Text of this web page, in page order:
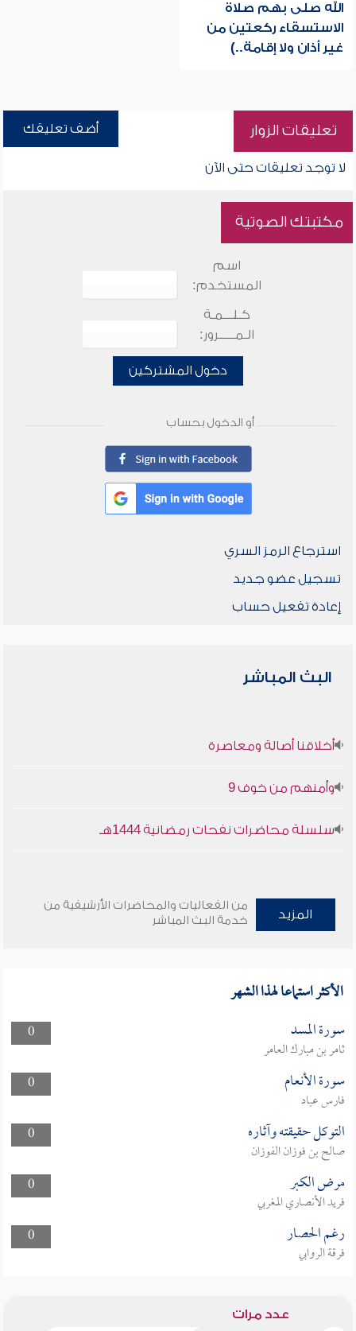
الله صلى بهم صلاة
الاستسقاء ركعتين من
غير أذان ولا إقامة..)
تعليقات الزوار أضف تعليقك
لا توجد تعليقات حتى الآن
مكتبتك الصوتية
اسم
المستخدم:
كـلـــمـة
الـمـــــرور:
دخول المشتركين
أو الدخول بحساب
استرجاع الرمز السري
تسجيل عضو جديد
إعادة تفعيل حساب
البث المباشر
أخلاقنا أصالة ومعاصرة
وأمنهم من خوف 9
سلسلة محاضرات نفحات رمضانية 1444هـ
المزيد
من الفعاليات والمحاضرات الأرشيفية من
خدمة البث المباشر
الأكثر استماعا لهذا الشهر
0 سورة المسد
ثامر بن مبارك العامر
0
سورة الأنعام
فارس عباد
0
التوكل حقيقته وآثاره
صالح بن فوزان الفوزان
0
مرض الكبر
فريد الأنصاري المغربي
0
رغم الحصار
فرقة الروابي
عدد مرات